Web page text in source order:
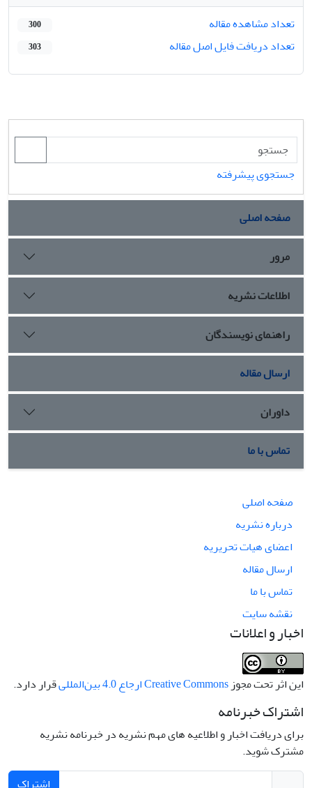
تعداد مشاهده مقاله
300
تعداد دریافت فایل اصل مقاله 303
جستجوی پیشرفته
صفحه اصلی
مرور
اطلاعات نشریه
راهنمای نویسندگان
ارسال مقاله
داوران
تماس با ما
صفحه اصلی
درباره نشریه
اعضای هیات تحریریه
ارسال مقاله
تماس با ما
نقشه سایت
اخبار و اعلانات
این اثر تحت مجوز Creative Commons ارجاع 4.0 بین‌المللی قرار دارد.
اشتراک خبرنامه
برای دریافت اخبار و اطلاعیه های مهم نشریه در خبرنامه نشریه
مشترک شوید.
اشتراک